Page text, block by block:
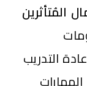
المُتأثرين
التدريب